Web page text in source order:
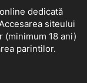
dedicată
siteului
(minimum 18 ani)
parintilor.